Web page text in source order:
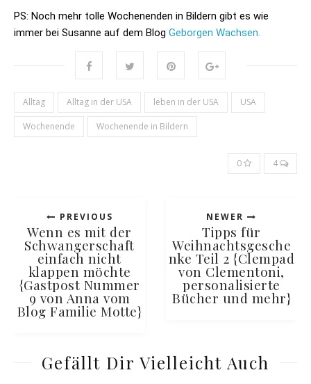
PS: Noch mehr tolle Wochenenden in Bildern gibt es wie
immer bei Susanne auf dem Blog Geborgen Wachsen.
Alltag Alltag in der USA leben in der USA USA
Wochenende Wochenende in Bildern
0 4
PREVIOUS
Wenn es mit der
Schwangerschaft
einfach nicht
klappen möchte
{Gastpost Nummer
9 von Anna vom
Blog Familie Motte}
NEWER
Tipps für
Weihnachtsgesche
nke Teil 2 {Clempad
von Clementoni,
personalisierte
Bücher und mehr}
Gefällt Dir Vielleicht Auch